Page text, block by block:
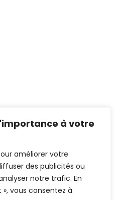
à votre
améliorer votre
des publicités ou
notre trafic. En
vous consentez à